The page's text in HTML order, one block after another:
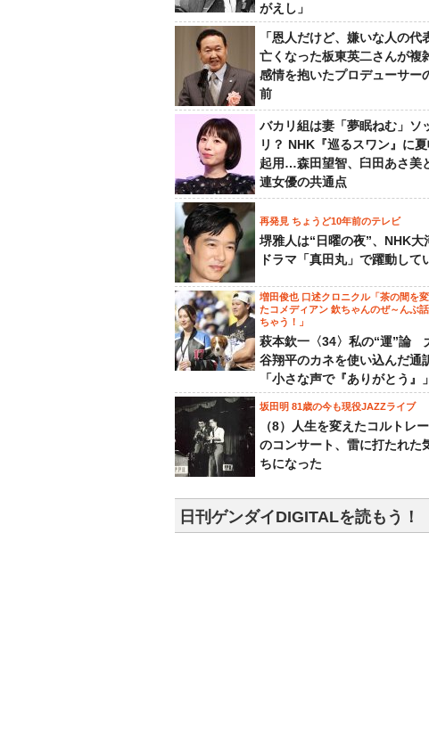
がえし」
「恩人だけど、嫌いな人の代
亡くなった板東英二さんが複
感情を抱いたプロデューサー
前
バカリ組は妻「夢眠ねむ」ソ
リ？ NHK『巡るスワン』に
起用…森田望智、臼田あさ美
連女優の共通点
再発見 ちょうど10年前のテレビ
堺雅人は“日曜の夜”、NHK大
ドラマ「真田丸」で躍動して
増田俊也 口述クロニクル「茶の間を変
たコメディアン 欽ちゃんのぜ～んぶ
ちゃう！」
萩本欽一〈34〉私の“運”論
谷翔平のカネを使い込んだ通
「小さな声で『ありがとう』」
坂田明 81歳の今も現役JAZZライブ
（8）人生を変えたコルトレ
のコンサート、雷に打たれた
ちになった
日刊ゲンダイDIGITALを読もう！